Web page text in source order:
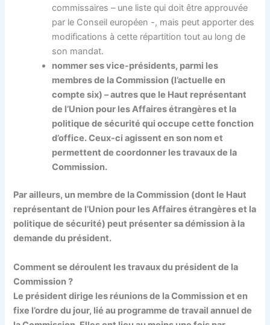
commissaires – une liste qui doit être approuvée
par le Conseil européen -, mais peut apporter des
modifications à cette répartition tout au long de
son mandat.
nommerses vice-présidents, parmi les
membres de la Commission (l’actuelle en
compte six) – autres que le Haut représentant
de l’Union pour les Affaires étrangères et la
politique de sécurité qui occupe cette fonction
d’office. Ceux-ci agissent en son nom et
permettent de coordonner les travaux de la
Commission.
Par ailleurs, un membre de la Commission (dont le Haut
représentant de l’Union pour les Affaires étrangères et la
politique de sécurité) peut présenter sa démission à la
demande du président.
Comment se déroulent les travaux du président de la
Commission ?
Le présidentdirige les réunionsde la Commission et en
fixe l’ordre du jour, lié au programme de travail annuel de